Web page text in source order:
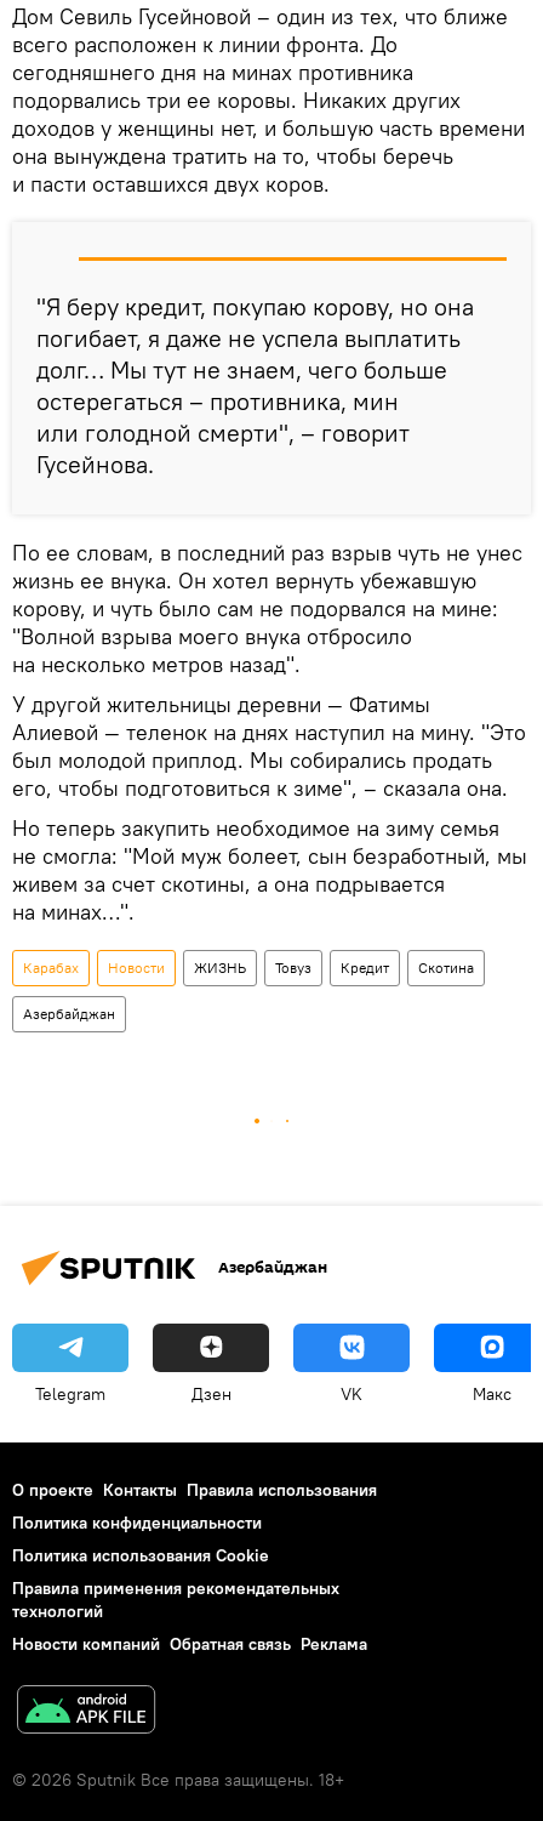
Дом Севиль Гусейновой – один из тех, что ближе
всего расположен к линии фронта. До
сегодняшнего дня на минах противника
подорвались три ее коровы. Никаких других
доходов у женщины нет, и большую часть времени
она вынуждена тратить на то, чтобы беречь
и пасти оставшихся двух коров.
"Я беру кредит, покупаю корову, но она
погибает, я даже не успела выплатить
долг… Мы тут не знаем, чего больше
остерегаться – противника, мин
или голодной смерти", – говорит
Гусейнова.
По ее словам, в последний раз взрыв чуть не унес
жизнь ее внука. Он хотел вернуть убежавшую
корову, и чуть было сам не подорвался на мине:
"Волной взрыва моего внука отбросило
на несколько метров назад".
У другой жительницы деревни — Фатимы
Алиевой — теленок на днях наступил на мину. "Это
был молодой приплод. Мы собирались продать
его, чтобы подготовиться к зиме", – сказала она.
Но теперь закупить необходимое на зиму семья
не смогла: "Мой муж болеет, сын безработный, мы
живем за счет скотины, а она подрывается
на минах…".
Карабах Новости ЖИЗНЬ Товуз Кредит Скотина
Азербайджан
Азербайджан
Telegram Дзен VK Макс
О проекте Контакты Правила использования
Политика конфиденциальности
Политика использования Cookie
Правила применения рекомендательных
технологий
Новости компаний Обратная связь Реклама
© 2026 Sputnik Все права защищены. 18+